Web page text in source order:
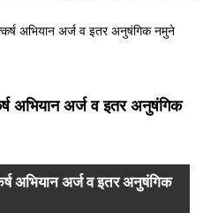
अभियान अर्ज व इतर अनुषंगिक नमुने
अभियान अर्ज व इतर अनुषंगिक
अभियान अर्ज व इतर अनुषंगिक